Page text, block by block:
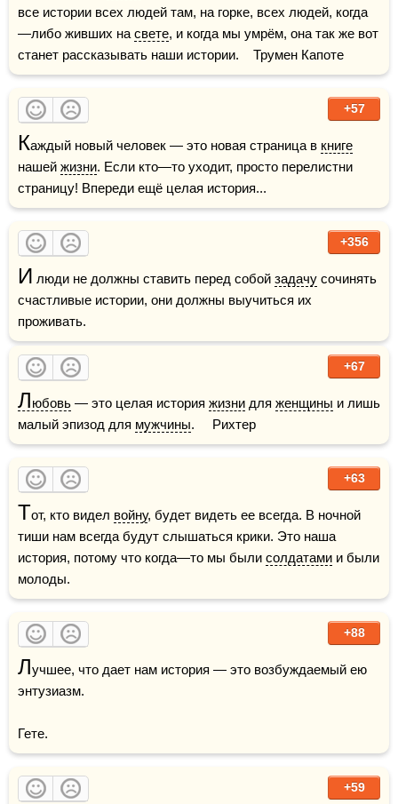
все истории всех людей там, на горке, всех людей, когда
—либо живших на свете, и когда мы умрём, она так же вот
станет рассказывать наши истории.    Трумен Капоте
+57
Каждый новый человек — это новая страница в книге
нашей жизни. Если кто—то уходит, просто перелистни
страницу! Впереди ещё целая история...
+356
И люди не должны ставить перед собой задачу сочинять
счастливые истории, они должны выучиться их
проживать.
+67
Любовь — это целая история жизни для женщины и лишь
малый эпизод для мужчины.     Рихтер
+63
Тот, кто видел войну, будет видеть ее всегда. В ночной
тиши нам всегда будут слышаться крики. Это наша
история, потому что когда—то мы были солдатами и были
молоды.
+88
Лучшее, что дает нам история — это возбуждаемый ею
энтузиазм.
+59